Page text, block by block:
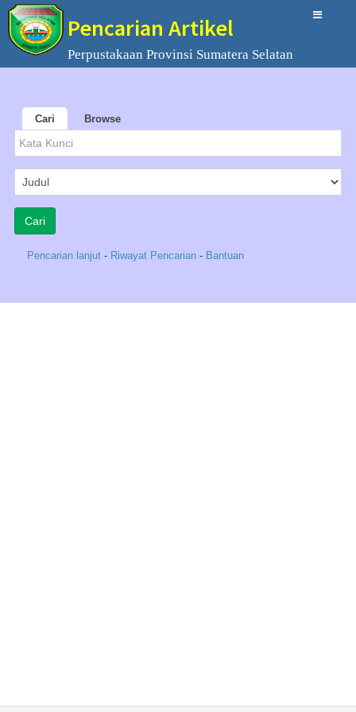
Pencarian Artikel
Perpustakaan Provinsi Sumatera Selatan
Cari Browse
Pencarian lanjut - Riwayat Pencarian - Bantuan